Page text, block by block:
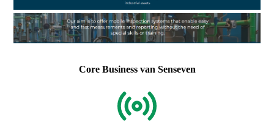
Core Business van Senseven